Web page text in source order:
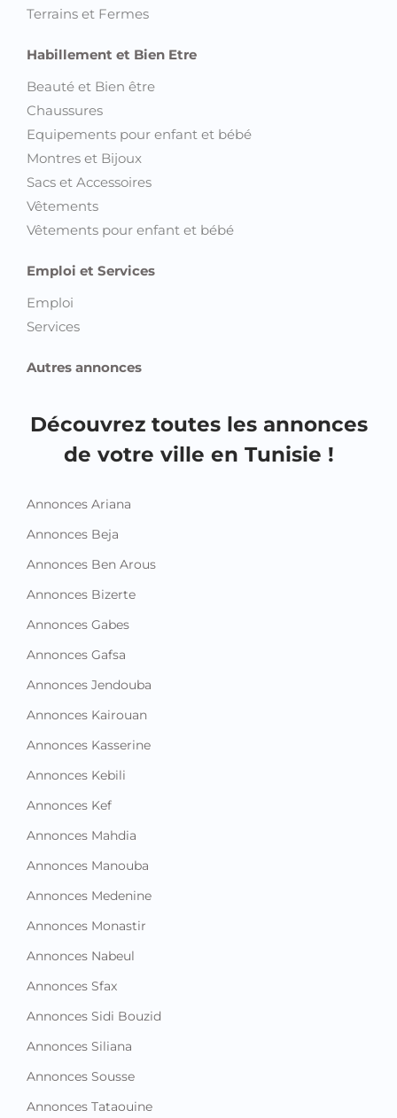
Terrains et Fermes
Habillement et Bien Etre
Beauté et Bien être
Chaussures
Equipements pour enfant et bébé
Montres et Bijoux
Sacs et Accessoires
Vêtements
Vêtements pour enfant et bébé
Emploi et Services
Emploi
Services
Autres annonces
Découvrez toutes les annonces
de votre ville en Tunisie !
Annonces Ariana
Annonces Beja
Annonces Ben Arous
Annonces Bizerte
Annonces Gabes
Annonces Gafsa
Annonces Jendouba
Annonces Kairouan
Annonces Kasserine
Annonces Kebili
Annonces Kef
Annonces Mahdia
Annonces Manouba
Annonces Medenine
Annonces Monastir
Annonces Nabeul
Annonces Sfax
Annonces Sidi Bouzid
Annonces Siliana
Annonces Sousse
Annonces Tataouine